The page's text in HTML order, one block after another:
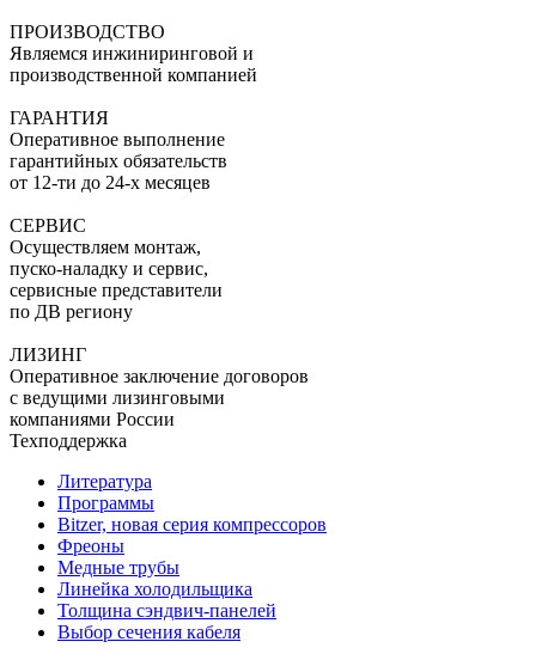
ПРОИЗВОДСТВО
Являемся инжиниринговой и
производственной компанией
ГАРАНТИЯ
Оперативное выполнение
гарантийных обязательств
от 12-ти до 24-х месяцев
СЕРВИС
Осуществляем монтаж,
пуско-наладку и сервис,
сервисные представители
по ДВ региону
ЛИЗИНГ
Оперативное заключение договоров
с ведущими лизинговыми
компаниями России
Техподдержка
Литература
Программы
Bitzer, новая серия компрессоров
Фреоны
Медные трубы
Линейка холодильщика
Толщина сэндвич-панелей
Выбор сечения кабеля